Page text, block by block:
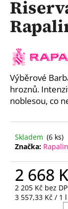
Výběrové
hroznů.
noblesou, co
Skladem (6 ks)
Značka:
2 668
2 205 Kč bez
Měrná
3 557,33 Kč / 1 l
a
j
t
?
D
p
o